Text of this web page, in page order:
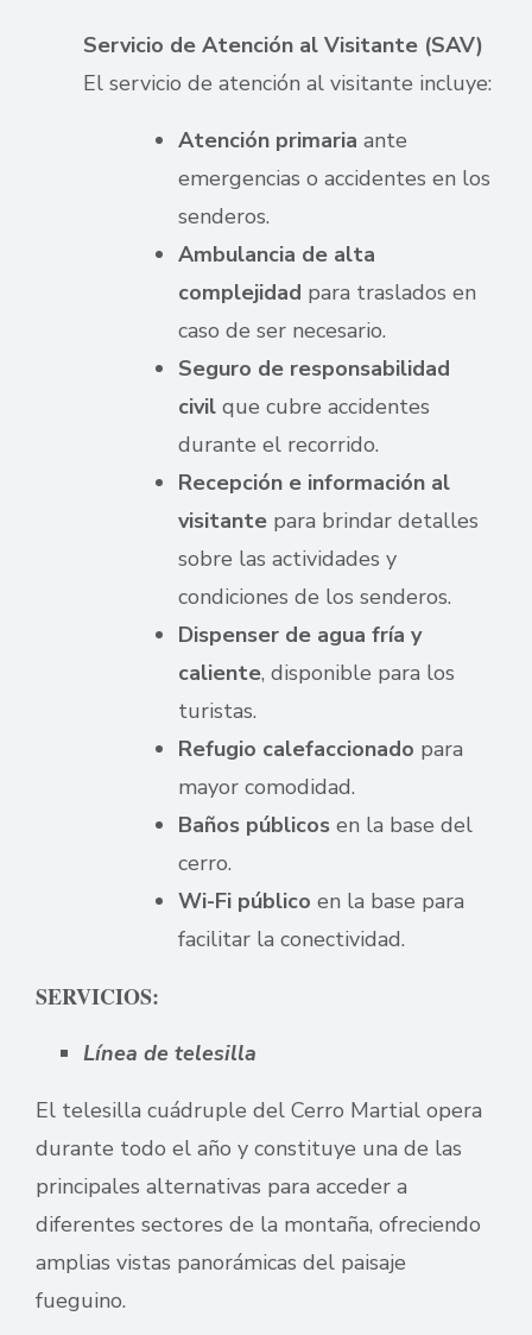
Servicio de Atención al Visitante (SAV)
El servicio de atención al visitante incluye:
Atención primaria ante
emergencias o accidentes en los
senderos.
Ambulancia de alta
complejidad para traslados en
caso de ser necesario.
Seguro de responsabilidad
civil que cubre accidentes
durante el recorrido.
Recepción e información al
visitante para brindar detalles
sobre las actividades y
condiciones de los senderos.
Dispenser de agua fría y
caliente, disponible para los
turistas.
Refugio calefaccionado para
mayor comodidad.
Baños públicos en la base del
cerro.
Wi-Fi público en la base para
facilitar la conectividad.
SERVICIOS:
Línea de telesilla
El telesilla cuádruple del Cerro Martial opera
durante todo el año y constituye una de las
principales alternativas para acceder a
diferentes sectores de la montaña, ofreciendo
amplias vistas panorámicas del paisaje
fueguino.